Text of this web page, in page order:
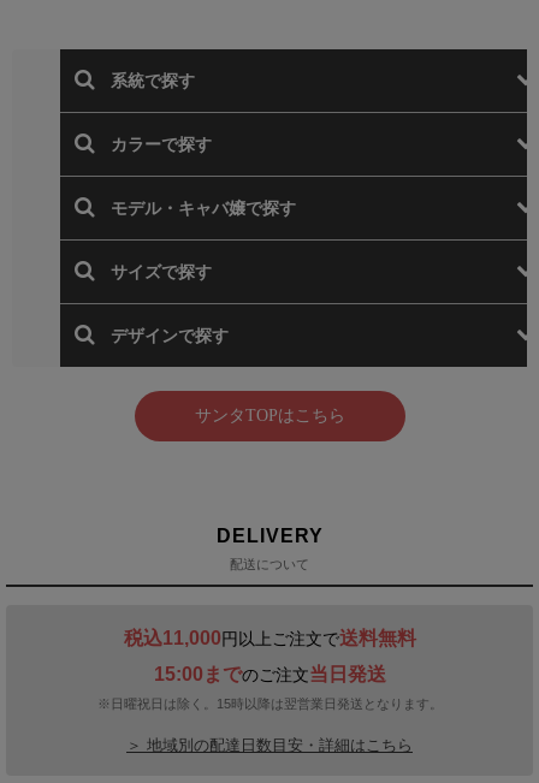
DELIVERY
配送について
税込11,000円以上ご注文で送料無料
15:00までのご注文当日発送
※日曜祝日は除く。15時以降は翌営業日発送となります。
＞ 地域別の配達日数目安・詳細はこちら